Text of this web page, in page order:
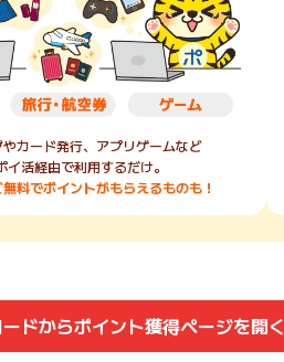
カード発行、アプリゲームなど
イ活経由で利用するだけ。
料でポイントがもらえるものも！
ドからポイント獲得ページを開く